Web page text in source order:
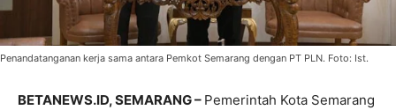
Penandatanganan kerja sama antara Pemkot Semarang dengan PT PLN. Foto: Ist.
BETANEWS.ID, SEMARANG – Pemerintah Kota Semarang